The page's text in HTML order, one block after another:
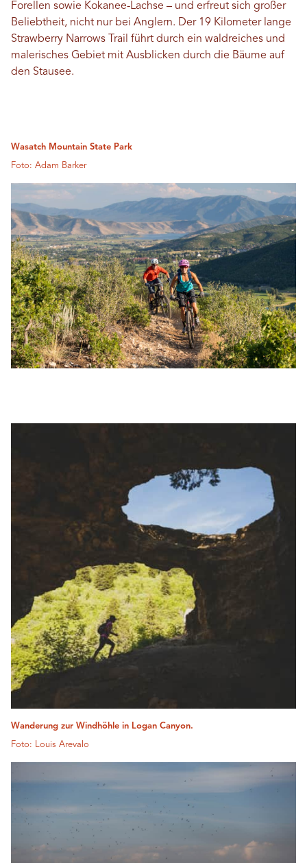
Forellen sowie Kokanee-Lachse – und erfreut sich großer
Beliebtheit, nicht nur bei Anglern. Der 19 Kilometer lange
Strawberry Narrows Trail führt durch ein waldreiches und
malerisches Gebiet mit Ausblicken durch die Bäume auf
den Stausee.
Wasatch Mountain State Park
Foto: Adam Barker
Wanderung zur Windhöhle in Logan Canyon.
Foto: Louis Arevalo